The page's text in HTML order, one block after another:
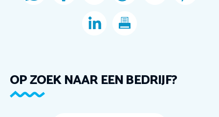
OP ZOEK NAAR EEN BEDRIJF?